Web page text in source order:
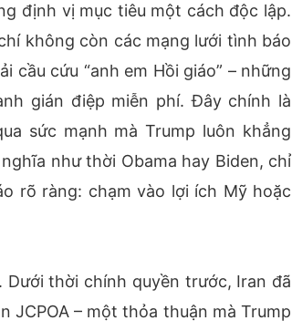
định vị mục tiêu một cách độc lập.
không còn các mạng lưới tình báo
cứu “anh em Hồi giáo” – những
gián điệp miễn phí. Đây chính là
sức mạnh mà Trump luôn khẳng
như thời Obama hay Biden, chỉ
rõ ràng: chạm vào lợi ích Mỹ hoặc
thời chính quyền trước, Iran đã
JCPOA – một thỏa thuận mà Trump